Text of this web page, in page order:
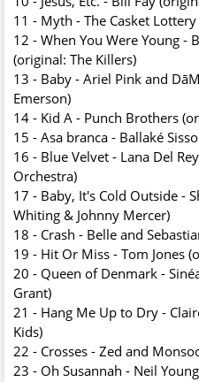
11 - Myth - The Casket
12 - When You Were Young -
(original: The Killers)
13 - Baby - Ariel Pink and
Emerson)
14 - Kid A - Punch Brothers
15 - Asa branca - Ballaké
16 - Blue Velvet - Lana Del
Orchestra)
17 - Baby, It's Cold Outside -
Whiting & Johnny Mercer)
18 - Crash - Belle and
19 - Hit Or Miss - Tom Jones
20 - Queen of Denmark -
Grant)
21 - Hang Me Up to Dry -
Kids)
22 - Crosses - Zed and
23 - Oh Susannah - Neil